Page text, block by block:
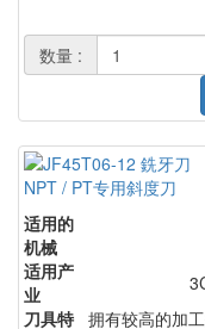
数量 :
NPT / PT专用斜度刀
适用的
机械
适用产
业
刀具特 拥有较高的加